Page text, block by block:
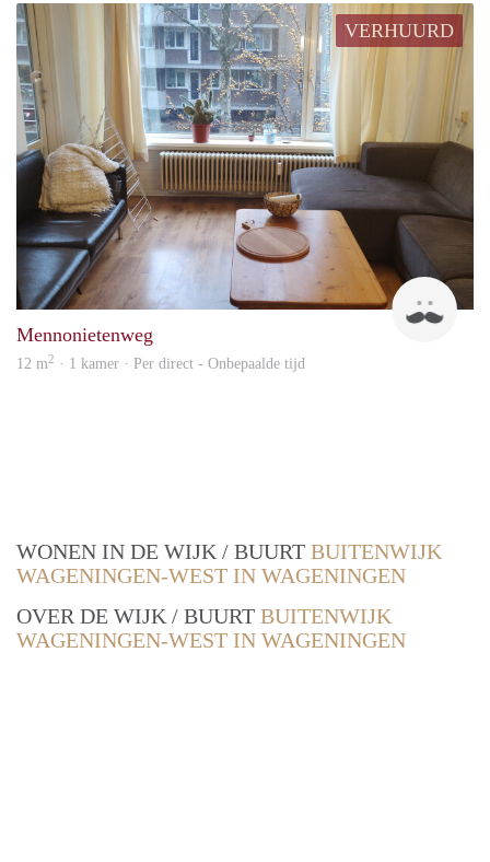
VERHUURD
Mennonietenweg
12 m2 · 1 kamer · Per direct - Onbepaalde tijd
WONEN IN DE WIJK / BUURT BUITENWIJK
WAGENINGEN-WEST IN WAGENINGEN
OVER DE WIJK / BUURT BUITENWIJK
WAGENINGEN-WEST IN WAGENINGEN